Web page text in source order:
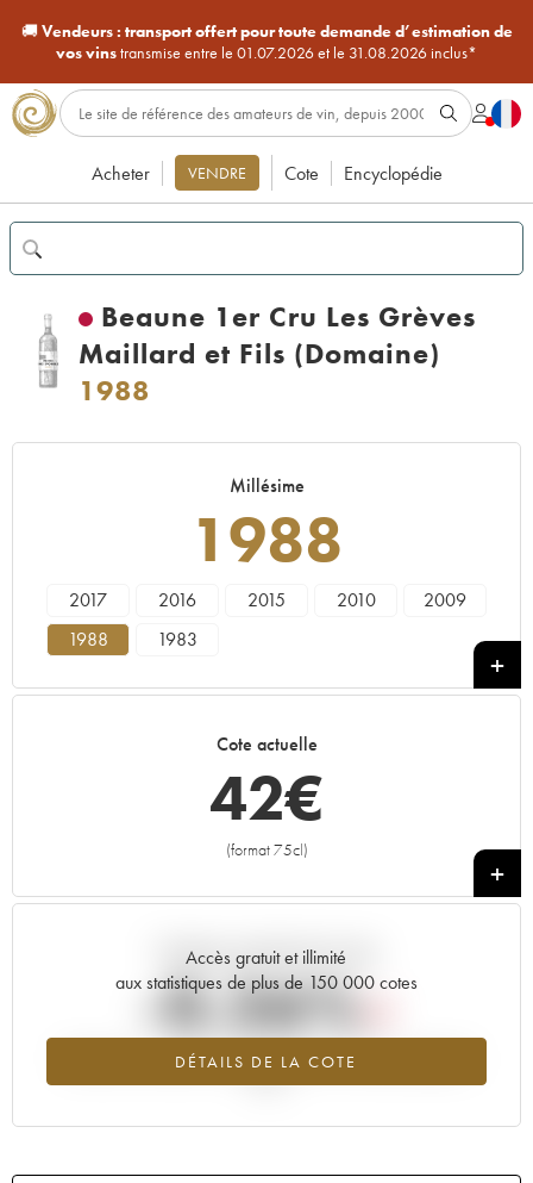
🚚Vendeurs : transport offert pour toute demande d’estimation de
vos vinstransmise entre le 01.07.2026 et le 31.08.2026 inclus*
Acheter VENDRE Cote Encyclopédie
Beaune 1er Cru Les Grèves
Maillard et Fils (Domaine)
1988
Millésime
1988
2017 2016 2015 2010
2009
1988
1983
Cote actuelle
42€
(format 75cl)
+
Accès gratuit et illimité
aux statistiques de plus de 150 000 cotes
DÉTAILS DE LA COTE
Tendance actuelle de la cote
-0.26%
Tendance à la baisse du millésime 1988 en 2026 par rapport à